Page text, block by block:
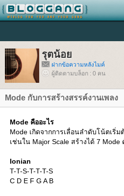
รุตน้อ
ฝากข้อความหลังไมค์
ผู้ติดตามบล็อก : 0 คน
Mode กับการสร้างสรรค์งานเพลง
Mode คืออะไร
Mode เกิดจากการเลื่อนลำดับโน้ตเริ่ม
เช่นใน Major Scale สร้างได้ 7 Mode
Ionian
T-T-S-T-T-T-S
C D E F G A B